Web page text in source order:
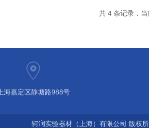
共 4 条记录，
上海嘉定区静塘路988号
轲润实验器材（上海）有限公司 版权